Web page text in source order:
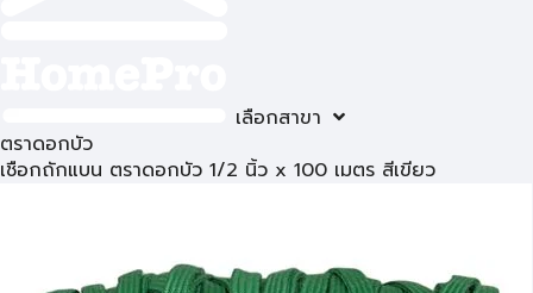
เลือกสาขา
ตราดอกบัว
เชือกถักแบน ตราดอกบัว 1/2 นิ้ว x 100 เมตร สีเขียว